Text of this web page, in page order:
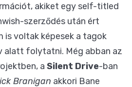
akiket egy self-titled
szerződés után ért
is voltak képesek a tagok
alatt folytatni. Még abban az
a Silent Drive-ban
Branigan akkori Bane